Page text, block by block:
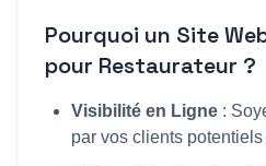
Pourquoi un Site
pour Restaurateur ?
Visibilité en Ligne :
par vos clients